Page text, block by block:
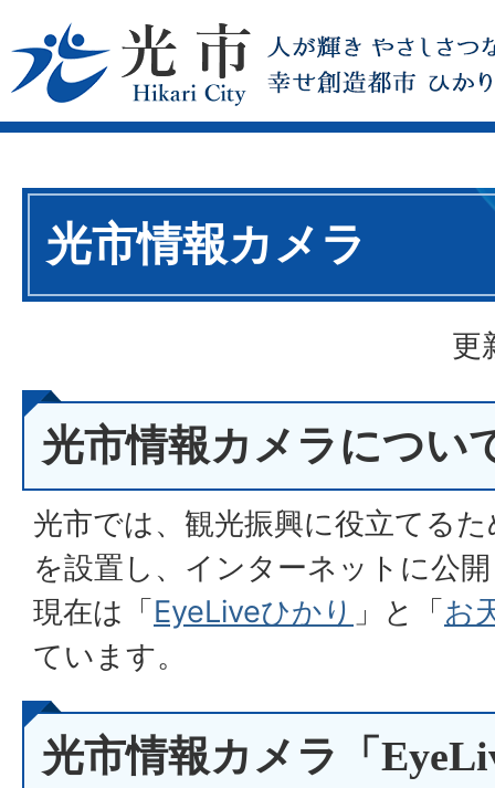
光市情報カメラ
更
光市情報カメラについ
光市では、観光振興に役立てる
を設置し、インターネットに公
現在は「EyeLiveひかり 」と「お
ています。
光市情報カメラ「